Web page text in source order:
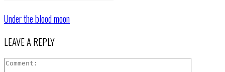
Under the blood moon
LEAVE A REPLY